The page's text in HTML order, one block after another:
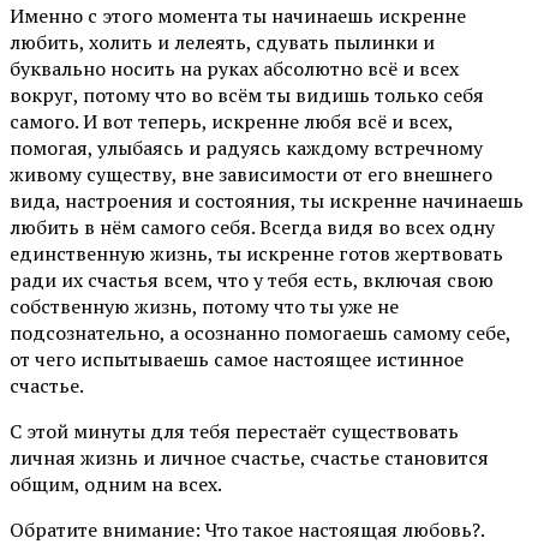
Именно с этого момента ты начинаешь искренне
любить, холить и лелеять, сдувать пылинки и
буквально носить на руках абсолютно всё и всех
вокруг, потому что во всём ты видишь только себя
самого. И вот теперь, искренне любя всё и всех,
помогая, улыбаясь и радуясь каждому встречному
живому существу, вне зависимости от его внешнего
вида, настроения и состояния, ты искренне начинаешь
любить в нём самого себя. Всегда видя во всех одну
единственную жизнь, ты искренне готов жертвовать
ради их счастья всем, что у тебя есть, включая свою
собственную жизнь, потому что ты уже не
подсознательно, а осознанно помогаешь самому себе,
от чего испытываешь самое настоящее истинное
счастье.
С этой минуты для тебя перестаёт существовать
личная жизнь и личное счастье, счастье становится
общим, одним на всех.
Обратите внимание: Что такое настоящая любовь?.